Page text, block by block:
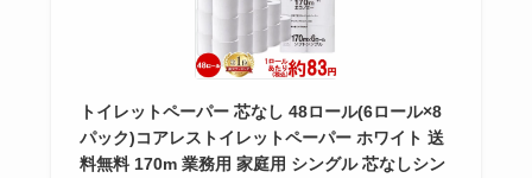
トイレットペーパー 芯なし 48ロール(6ロール×8
パック)コアレストイレットペーパー ホワイト 送
料無料 170m 業務用 家庭用 シングル 芯なしシン